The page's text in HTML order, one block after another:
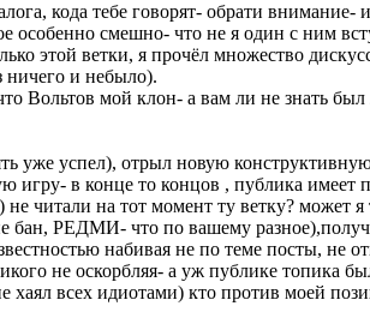
кода тебе говорят- обрати
особенно смешно- что не я один с ним
этой ветки, я прочёл множество
ничего и небыло).
Вольтов мой клон- а вам ли не знать
уже успел), отрыл новую
в конце то концов , публика имеет
на тот момент ту ветку? может я
бан, РЕДМИ- что по вашему
набивая не по теме посты, не
не оскорбляя- а уж публике топика
всех идиотами) кто против моей